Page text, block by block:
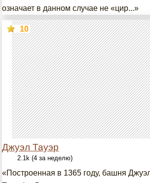
означает в данном случае не «цир...»
Джуэл Тауэр
10
2.1k (4 за неделю)
«Построенная в 1365 году, башня